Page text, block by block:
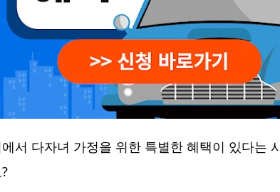
서 다자녀 가정을 위한 특별한 혜택이 있다는